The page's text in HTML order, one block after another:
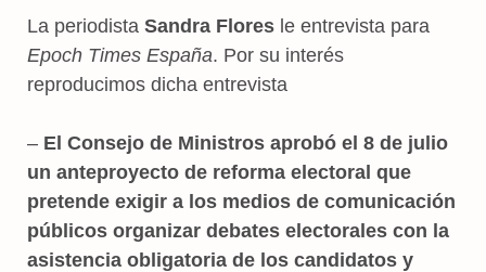
La periodista Sandra Flores le entrevista para
Epoch Times España. Por su interés
reproducimos dicha entrevista
– El Consejo de Ministros aprobó el 8 de julio
un anteproyecto de reforma electoral que
pretende exigir a los medios de comunicación
públicos organizar debates electorales con la
asistencia obligatoria de los candidatos y